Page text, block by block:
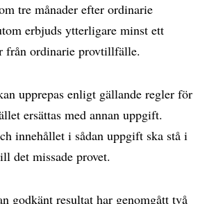
tre månader efter ordinarie
erbjuds ytterligare minst ett
från ordinarie provtillfälle.
upprepas enligt gällande regler för
ersättas med annan uppgift.
innehållet i sådan uppgift ska stå i
det missade provet.
godkänt resultat har genomgått två